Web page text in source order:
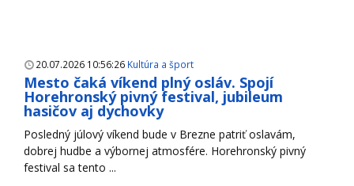
20.07.2026 10:56:26 Kultúra a šport
Mesto čaká víkend plný osláv. Spojí
Horehronský pivný festival, jubileum
hasičov aj dychovky
Posledný júlový víkend bude v Brezne patriť oslavám,
dobrej hudbe a výbornej atmosfére. Horehronský pivný
festival sa tento ...